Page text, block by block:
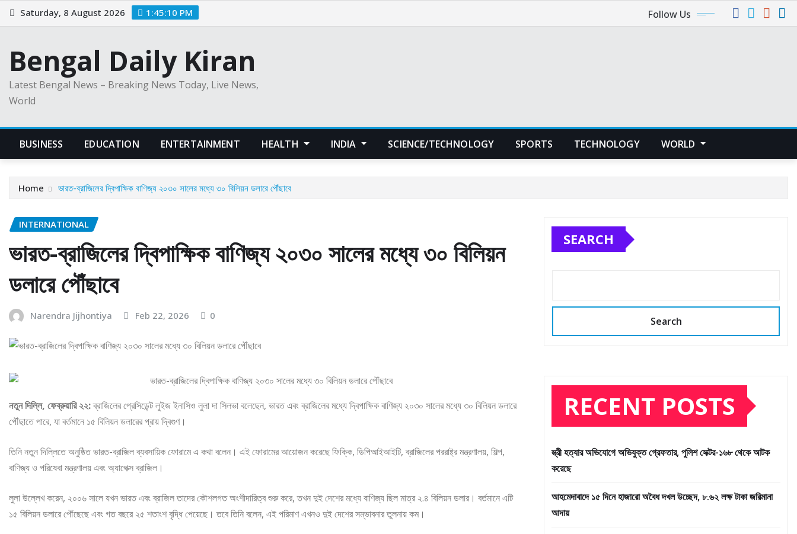
Skip
to
Saturday, 8 August 2026 1:45:11 PM Follow Us
Bengal Daily Kiran
Latest Bengal News – Breaking News Today, Live News,
World
BUSINESS EDUCATION ENTERTAINMENT HEALTH INDIA SCIENCE/TECHNOLOGY SPORTS TECHNOLOGY WORLD
Home ভারত-ব্রাজিলের দ্বিপাক্ষিক বাণিজ্য ২০৩০ সালের মধ্যে ৩০ বিলিয়ন ডলারে পৌঁছাবে
INTERNATIONAL
ভারত-ব্রাজিলের দ্বিপাক্ষিক বাণিজ্য ২০৩০ সালের মধ্যে ৩০ বিলিয়ন
ডলারে পৌঁছাবে
Narendra Jijhontiya Feb 22, 2026 0
নতুন দিল্লি, ফেব্রুয়ারি ২২:ব্রাজিলের প্রেসিডেন্ট লুইজ ইনাসিও লুলা দা সিলভা বলেছেন, ভারত এবং ব্রাজিলের মধ্যে দ্বিপাক্ষিক বাণিজ্য ২০৩০ সালের মধ্যে ৩০ বিলিয়ন ডলারে
পৌঁছাতে পারে, যা বর্তমানে ১৫ বিলিয়ন ডলারের প্রায় দ্বিগুণ।
তিনি নতুন দিল্লিতে অনুষ্ঠিত ভারত-ব্রাজিল ব্যবসায়িক ফোরামে এ কথা বলেন। এই ফোরামের আয়োজন করেছে ফিক্কি, ডিপিআইআইটি, ব্রাজিলের পররাষ্ট্র মন্ত্রণালয়, শিল্প,
বাণিজ্য ও পরিষেবা মন্ত্রণালয় এবং অ্যাপেক্স ব্রাজিল।
লুলা উল্লেখ করেন, ২০০৬ সালে যখন ভারত এবং ব্রাজিল তাদের কৌশলগত অংশীদারিত্ব শুরু করে, তখন দুই দেশের মধ্যে বাণিজ্য ছিল মাত্র ২.৪ বিলিয়ন ডলার। বর্তমানে এটি
১৫ বিলিয়ন ডলারে পৌঁছেছে এবং গত বছরে ২৫ শতাংশ বৃদ্ধি পেয়েছে। তবে তিনি বলেন, এই পরিমাণ এখনও দুই দেশের সম্ভাবনার তুলনায় কম।
SEARCH
Search
RECENT POSTS
স্ত্রী হত্যার অভিযোগে অভিযুক্ত গ্রেফতার, পুলিশ সেক্টর-১৬৮ থেকে আটক
করেছে
আহমেদাবাদে ১৫ দিনে হাজারো অবৈধ দখল উচ্ছেদ, ৮.৬২ লক্ষ টাকা জরিমানা
আদায়